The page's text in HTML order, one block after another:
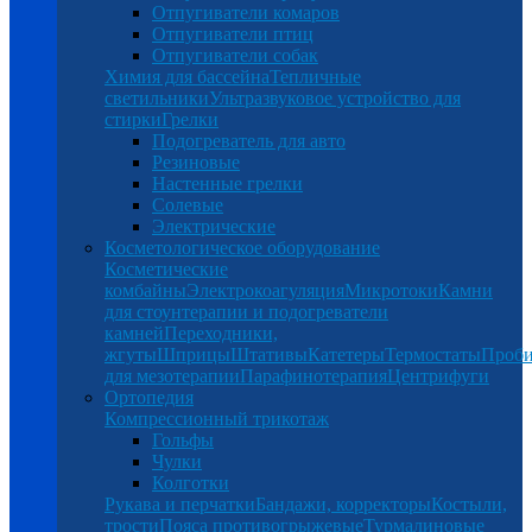
Отпугиватели комаров
Отпугиватели птиц
Отпугиватели собак
Химия для бассейнаТепличные
светильникиУльтразвуковое устройство для
стиркиГрелки
Подогреватель для авто
Резиновые
Настенные грелки
Солевые
Электрические
Косметологическое оборудование
Косметические
комбайныЭлектрокоагуляцияМикротокиКамни
для стоунтерапии и подогреватели
камнейПереходники,
жгутыШприцыШтативыКатетерыТермостаты
для мезотерапииПарафинотерапияЦентрифуги
Ортопедия
Компрессионный трикотаж
Гольфы
Чулки
Колготки
Рукава и перчаткиБандажи, корректорыКостыли,
тростиПояса противогрыжевыеТурмалиновые